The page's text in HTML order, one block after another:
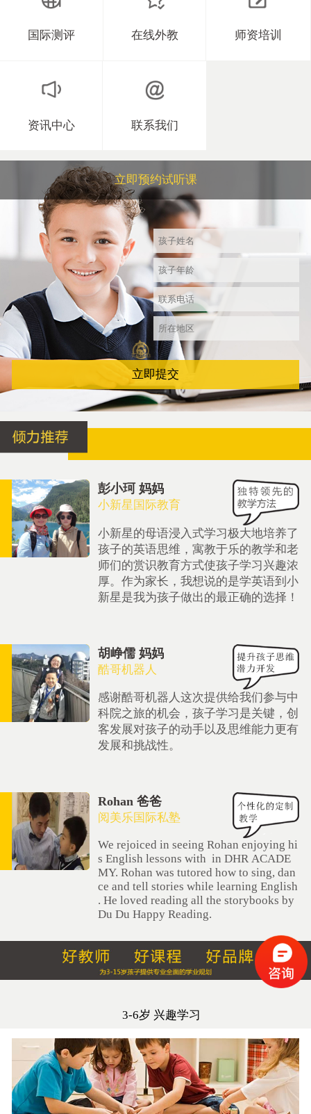
国际测评 在线外教 师资培训
资讯中心 联系我们
立即预约试听课
立即提交
彭小珂 妈妈
小新星国际教育
小新星的母语浸入式学习极大地培养了
孩子的英语思维，寓教于乐的教学和老
师们的赏识教育方式使孩子学习兴趣浓
厚。作为家长，我想说的是学英语到小
新星是我为孩子做出的最正确的选择！
胡峥儒 妈妈
酷哥机器人
感谢酷哥机器人这次提供给我们参与中
科院之旅的机会，孩子学习是关键，创
客发展对孩子的动手以及思维能力更有
发展和挑战性。
Rohan 爸爸
阅美乐国际私塾
We rejoiced in seeing Rohan enjoying hi
s English lessons with in DHR ACADE
MY. Rohan was tutored how to sing, dan
ce and tell stories while learning English
. He loved reading all the storybooks by
Du Du Happy Reading.
3-6岁 兴趣学习